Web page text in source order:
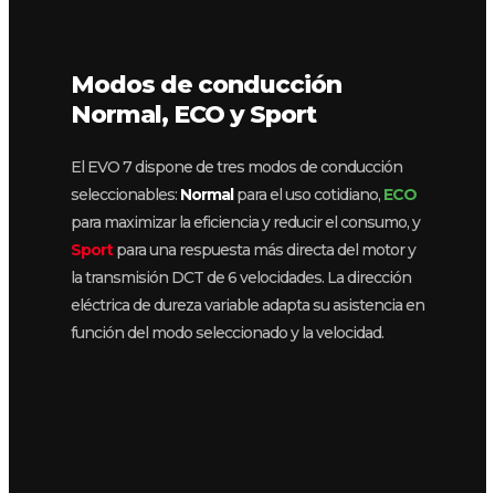
Modos de conducción
Normal, ECO y Sport
El EVO 7 dispone de tres modos de conducción
seleccionables: Normalpara el uso cotidiano, ECO
para maximizar la eficiencia y reducir el consumo, y
Sportpara una respuesta más directa del motor y
la transmisión DCT de 6 velocidades. La dirección
eléctrica de dureza variable adapta su asistencia en
función del modo seleccionado y la velocidad.